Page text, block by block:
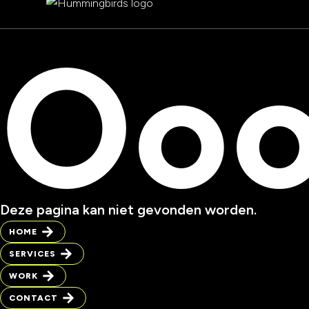
Deze pagina kan niet gevonden worden.
HOME
SERVICES
WORK
CONTACT